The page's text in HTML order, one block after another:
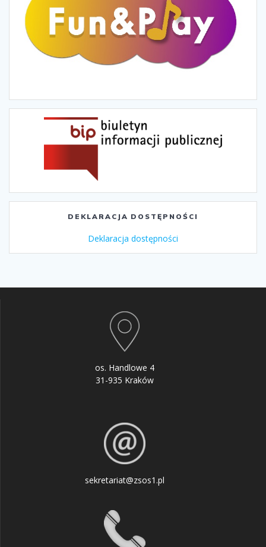
DEKLARACJA DOSTĘPNOŚCI
Deklaracja dostępności
os. Handlowe 4
31-935 Kraków
sekretariat@zsos1.pl